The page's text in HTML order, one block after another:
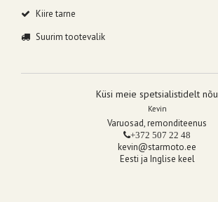
Kiire tarne
Suurim tootevalik
Küsi meie spetsialistidelt nõu
Kevin
Varuosad, remonditeenus
+372 507 22 48
kevin@starmoto.ee
Eesti ja Inglise keel